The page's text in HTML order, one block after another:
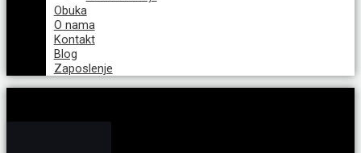
Obuka
O nama
Kontakt
Blog
Zaposlenje